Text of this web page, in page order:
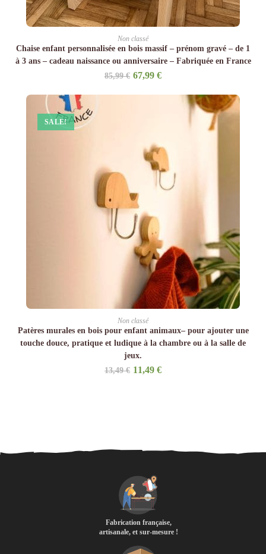
Non classé
Chaise enfant personnalisée en bois massif – prénom gravé – de 1
à 3 ans – cadeau naissance ou anniversaire – Fabriquée en France
85,99€ Original
price
67,99 €Current
price
67,99 €.
SALE!
Non classé
Patères murales en bois pour enfant animaux– pour ajouter une
touche douce, pratique et ludique à la chambre ou à la salle de
jeux.
13,49€ Original
price
11,49 €Current
price
Fabrication française,
artisanale, et sur-mesure !